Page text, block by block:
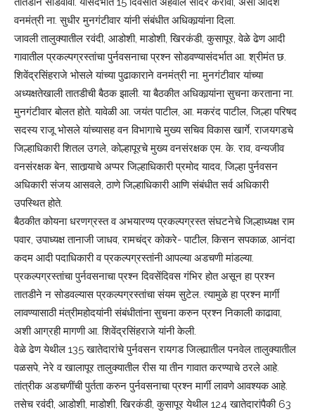
वनमंत्री ना. सुधीर मुनगंटीवार यांनी संबंधीत अधिकार्‍यांना दिला.
जावली तालुक्यातील रवंदी, आडोशी, माडोशी, खिरकंडी, कुसापूर, वेळे ढेण आदी
गावातील प्रकल्पग्रस्तांचा पुर्नवसनाचा प्रश्‍न सोडवण्यासंदर्भात आ. श्रीमंत छ.
शिवेंद्रसिंहराजे भोसले यांच्या पुढाकाराने वनमंत्री ना. मुनगंटीवार यांच्या
अध्यक्षतेखाली तातडीची बैठक झाली. या बैठकीत अधिकार्‍यांना सुचना करताना ना.
मुनगंटीवार बोलत होते. यावेळी आ. जयंत पाटील, आ. मकरंद पाटील, जिल्हा परिषद
सदस्य राजू भोसले यांच्यासह वन विभागाचे मुख्य सचिव विकास खार्गे, राजयगडचे
जिल्हाधिकारी शितल उगले, कोल्हापूरचे मुख्य वनसंरक्षक एम. के. राव, वन्यजीव
वनसंरक्षक बेन, सातार्‍याचे अप्पर जिल्हाधिकारी प्रमोद यादव, जिल्हा पुर्नवसन
अधिकारी संजय आसवले, ठाणे जिल्हाधिकारी आणि संबंधीत सर्व अधिकारी
उपस्थित होते.
बैठकीत कोयना धरणग्रस्त व अभयारण्य प्रकल्पग्रस्त संघटनेचे जिल्हाध्यक्ष राम
पवार, उपाध्यक्ष तानाजी जाधव, रामचंद्र कोकरे- पाटील, किसन सपकाळ, आनंदा
कदम आदी पदाधिकारी व प्रकल्पग्रस्तांनी आपल्या अडचणी मांडल्या.
प्रकल्पग्रस्तांचा पुर्नवसनाचा प्रश्‍न दिवसेंदिवस गंभिर होत असून हा प्रश्‍न
तातडीने न सोडवल्यास प्रकल्पग्रस्तांचा संयम सुटेल. त्यामुळे हा प्रश्‍न मार्गी
लावण्यासाठी मंत्रीमहोदयांनी संबंधीतांना सुचना करुन प्रश्‍न निकाली काढावा,
अशी आग्रही मागणी आ. शिवेंद्रसिंहराजे यांनी केली.
वेळे ढेण येथील 135 खातेदारांचे पुर्नवसन रायगड जिल्ह्यातील पनवेल तालुक्यातील
पळसपे, नेरे व खालापूर तालुक्यातील रीस या तीन गावात करण्याचे ठरले आहे.
तांत्रीक अडचणींची पुर्तता करुन पुर्नवसनाचा प्रश्‍न मार्गी लावणे आवश्यक आहे.
तसेच रवंदी, आडोशी, माडोशी, खिरकंडी, कुसापूर येथील 124 खातेदारांपैकी 63